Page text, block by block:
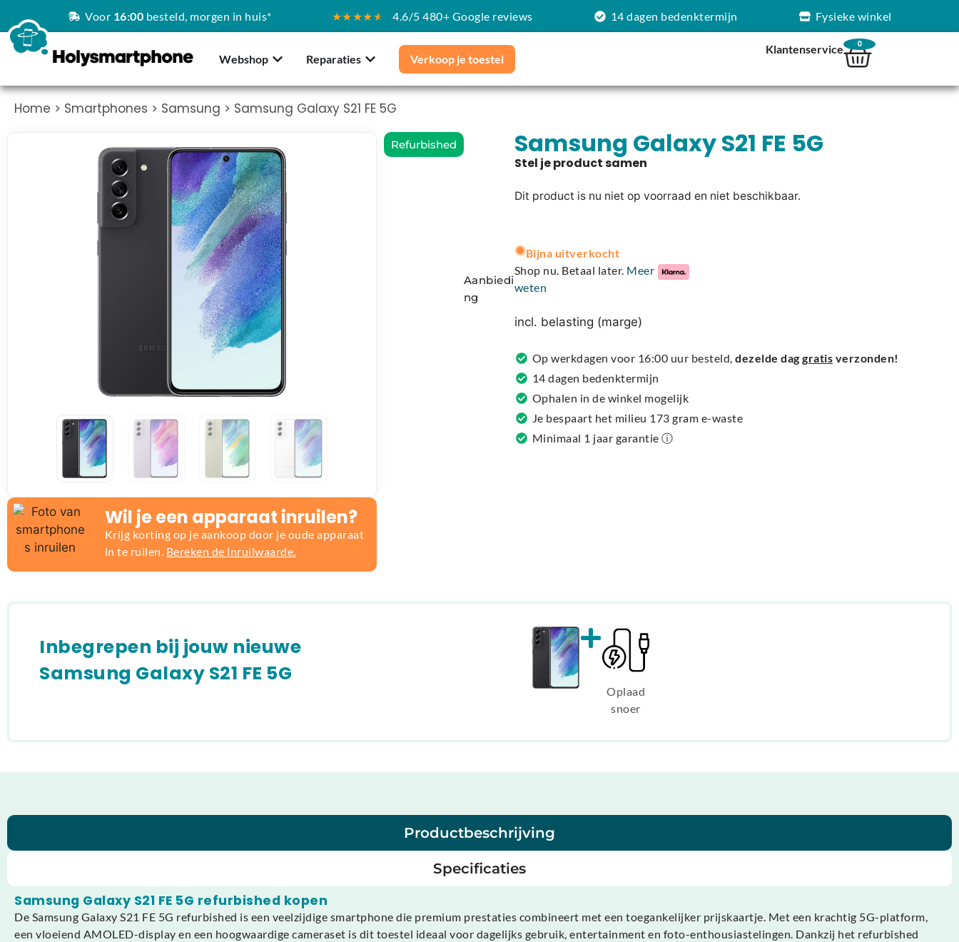
Voor 16:00 besteld, morgen in huis* ★★★★★ 4.6/5 480+ Google reviews 14 dagen bedenktermijn Fysieke winkel
Webshop Reparaties Verkoop je toestel
Klantenservice 0
Home > Smartphones > Samsung > Samsung Galaxy S21 FE 5G
Wil je een apparaat inruilen?
Krijg korting op je aankoop door je oude apparaat
in te ruilen. Bereken de inruilwaarde.
Refurbished
Aanbiedi
ng
Samsung Galaxy S21 FE 5G
Dit product is nu niet op voorraad en niet beschikbaar.
l
t
e
n
t
i
v
e
:
Bijna uitverkocht
Shop nu. Betaal later. Meer
weten
incl. belasting (marge)
Op werkdagen voor 16:00 uur besteld,dezelde daggratis verzonden!
14 dagen bedenktermijn
Ophalen in de winkel mogelijk
Je bespaart het milieu 173 gram e-waste
Minimaal 1 jaar garantie ⓘ
Inbegrepen bij jouw nieuwe
Samsung Galaxy S21 FE 5G
Oplaad
snoer
Productbeschrijving
Specificaties
Samsung Galaxy S21 FE 5G refurbished kopen
De Samsung Galaxy S21 FE 5G refurbished is een veelzijdige smartphone die premium prestaties combineert met een toegankelijker prijskaartje. Met een krachtig 5G-platform,
een vloeiend AMOLED-display en een hoogwaardige cameraset is dit toestel ideaal voor dagelijks gebruik, entertainment en foto-enthousiastelingen. Dankzij het refurbished